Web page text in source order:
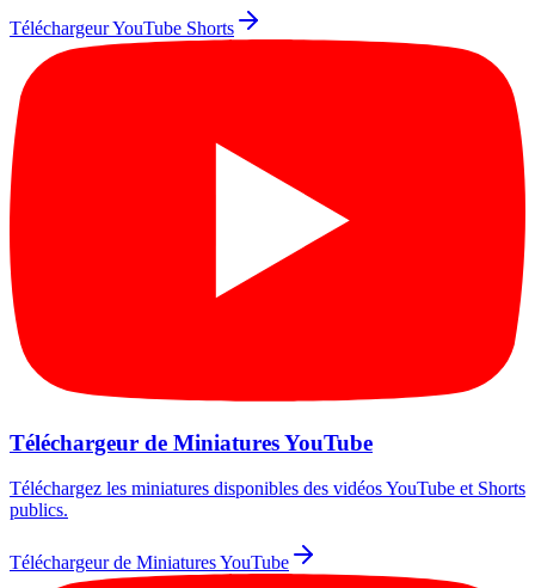
Téléchargeur YouTube Shorts
Téléchargeur de Miniatures YouTube
Téléchargez les miniatures disponibles des vidéos YouTube et Shorts
publics.
Téléchargeur de Miniatures YouTube